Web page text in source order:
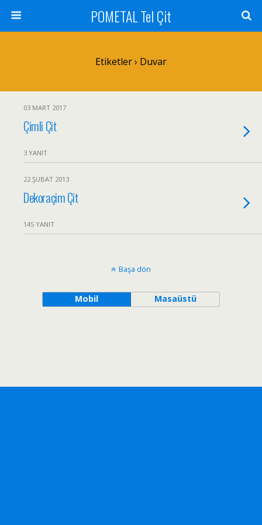
POMETAL Tel Çit
Etiketler › Duvar
03 MART 2017
Çimli Çit
3 YANIT
22 ŞUBAT 2013
Dekoraçim Çit
145 YANIT
Başa dön
Mobil Masaüstü